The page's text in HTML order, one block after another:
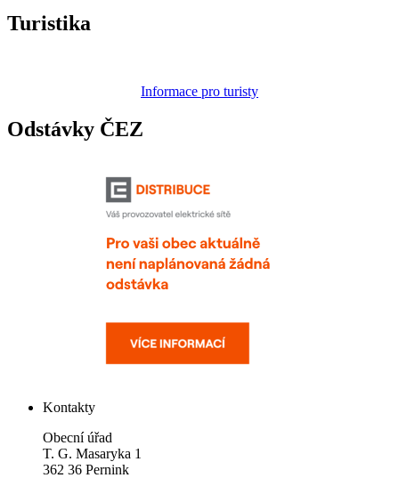
Turistika
Informace pro turisty
Odstávky ČEZ
Kontakty
Obecní úřad
T. G. Masaryka 1
362 36 Pernink